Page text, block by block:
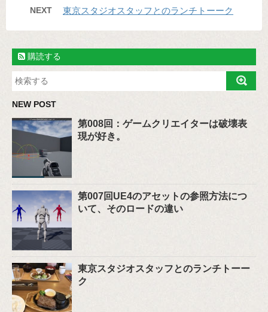
NEXT 東京スタジオスタッフとのランチトーーク
購読する
NEW POST
第008回：ゲームクリエイターは破壊表
現が好き。
第007回UE4のアセットの参照方法につ
いて、そのロードの違い
東京スタジオスタッフとのランチトーー
ク